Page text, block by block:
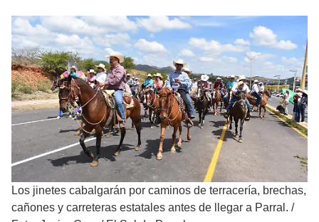
Los jinetes cabalgarán por caminos de terracería, brechas,
cañones y carreteras estatales antes de llegar a Parral. /